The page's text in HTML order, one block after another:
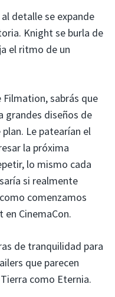
detalle se expande
Knight se burla de
el ritmo de un
Filmation, sabrás que
grandes diseños de
Le patearían el
la próxima
lo mismo cada
si realmente
comenzamos
en CinemaCon.
de tranquilidad para
que parecen
como Eternia.